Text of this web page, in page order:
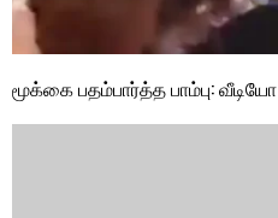
மூக்கை பதம்பார்த்த பாம்பு: வீடியோ